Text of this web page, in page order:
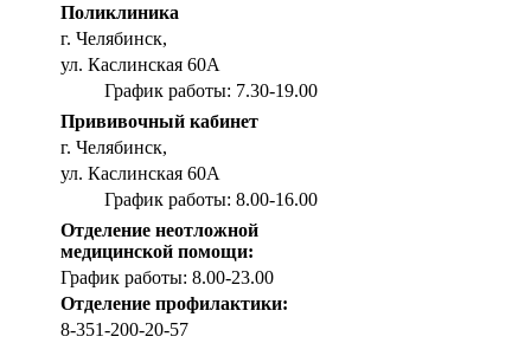
Поликлиника
г. Челябинск,
ул. Каслинская 60А
График работы: 7.30-19.00
Прививочный кабинет
г. Челябинск,
ул. Каслинская 60А
График работы: 8.00-16.00
Отделение неотложной
медицинской помощи:
График работы: 8.00-23.00
Отделение профилактики:
8-351-200-20-57